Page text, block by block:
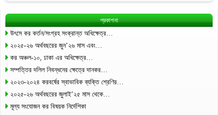
প্রকাশনা
উৎসে কর কর্তন/সংগ্রহ সংক্রান্ত অধিক্ষেত্র…
২০২৫-২৬ অর্থবছরের জুন’২৬ মাস এবং…
কর অঞ্চল-১০, ঢাকা এর অধিক্ষেত্র…
সম্পত্তির দলিল নিবন্ধনের ক্ষেত্রে দানকর…
২০২৩-২০২৪ করবর্ষের স্বাভাবিক ব্যক্তি শ্রেণির…
২০২৫-২৬ অর্থবছরের জুলাই’২৫ মাস থেকে…
মূল্য সংযোজন কর বিষয়ক নির্দেশিকা